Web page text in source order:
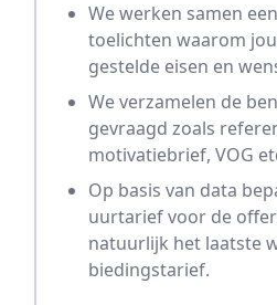
We werken samen
toelichten waarom
gestelde eisen en
We verzamelen de
gevraagd zoals
motivatiebrief, VOG
Op basis van data
uurtarief voor de
natuurlijk het laatste
biedingstarief.